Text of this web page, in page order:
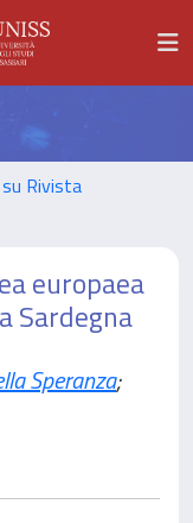
Rivista
europaea
Sardegna
Speranza;